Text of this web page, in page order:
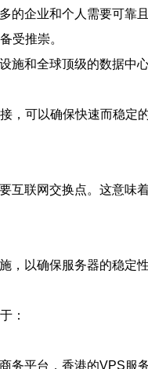
的企业和个人需要可
受推崇。
施和全球顶级的数据中
，可以确保快速而稳
互联网交换点。这意
，以确保服务器的稳
：
务平台，香港的VPS服